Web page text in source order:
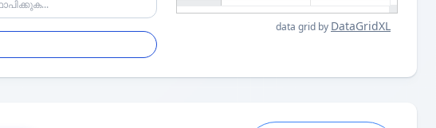
data grid by DataGridXL